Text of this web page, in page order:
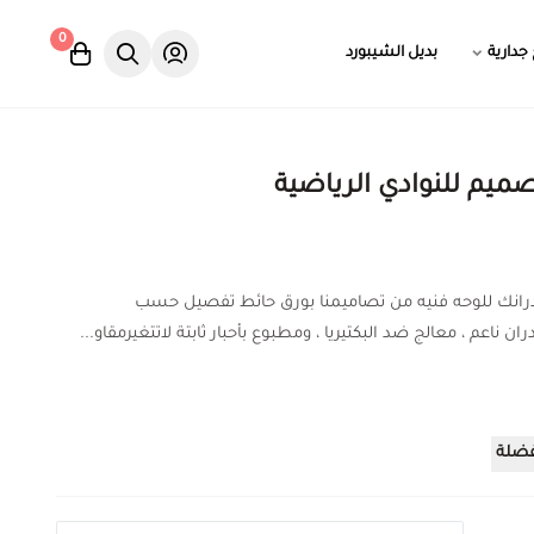
جدارية بديل الشيبورد
0
للنوادي الرياضية
للوحه فنيه من تصاميمنا بورق حائط تفصيل حسب
ناعم ، معالج ضد البكتيريا ، ومطبوع بأحبار ثابتة لاتتغيرمقاو...